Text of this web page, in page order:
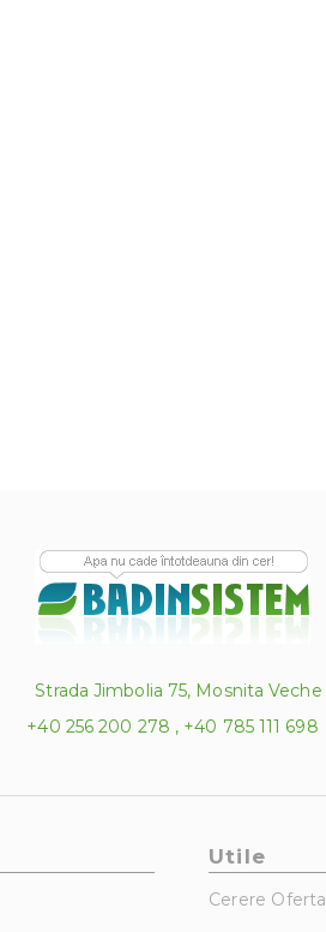
Strada Jimbolia 75, Mosnita Veche
+40 256 200 278 , +40 785 111 698
Utile
Cerere Oferta